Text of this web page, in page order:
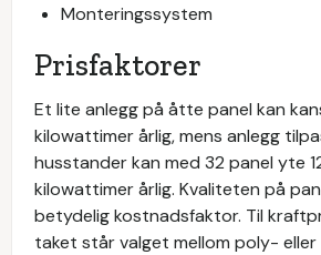
Monteringssystem
Prisfaktorer
Et lite anlegg på åtte panel kan
kilowattimer årlig, mens anlegg
husstander kan med 32 panel yte
kilowattimer årlig. Kvaliteten på
betydelig kostnadsfaktor. Til
taket står valget mellom poly- eller